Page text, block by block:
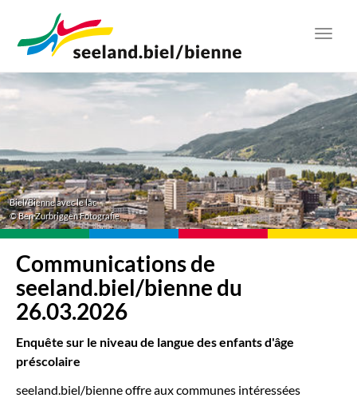
contenu
Toggle
Biel/Bienne avec le lac
© Ben Zurbriggen Fotografie
Communications de
seeland.biel/bienne du
26.03.2026
Enquête sur le niveau de langue des enfants d'âge
préscolaire
seeland.biel/bienne offre aux communes intéressées